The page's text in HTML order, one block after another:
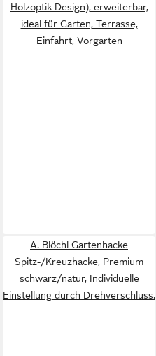
Holzoptik Design), erweiterbar,
ideal für Garten, Terrasse,
Einfahrt, Vorgarten
A. Blöchl Gartenhacke
Spitz-/Kreuzhacke, Premium
schwarz/natur, Individuelle
Einstellung durch Drehverschluss.